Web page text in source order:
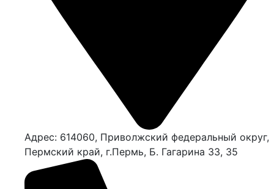
Адрес: 614060, Приволжский федеральный округ,
Пермский край, г.Пермь, Б. Гагарина 33, 35